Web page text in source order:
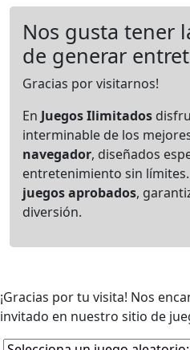
Nos gusta tener
de generar
Gracias por visitarnos!
En Juegos Ilimitados
interminable de los
navegador, diseñados
entretenimiento sin
juegos aprobados,
diversión.
¡Gracias por tu visita! Nos
invitado en nuestro sitio de